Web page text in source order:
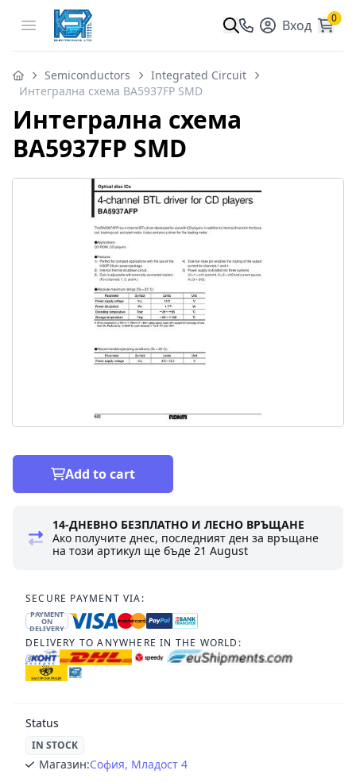
Open menu Вход 0
Semiconductors
Integrated Circuit
Интегрална схема BA5937FP SMD
Интегрална схема
BA5937FP SMD
Add to cart
14-ДНЕВНО БЕЗПЛАТНО И ЛЕСНО ВРЪЩАНЕ
Ако получите днес, последният ден за връщане
на този артикул ще бъде21 August
SECURE PAYMENT VIA:
PAYMENT
ON
DELIVERY
DELIVERY TO ANYWHERE IN THE WORLD:
Status
IN STOCK
Магазин:София, Младост 4